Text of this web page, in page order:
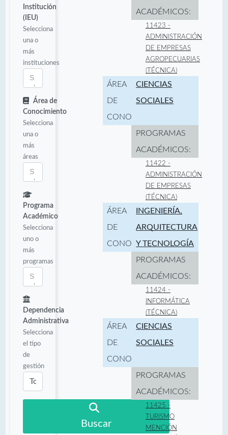
Institución
(IEU)
Selecciona
una o
más
instituciones
Área de
Conocimiento
Selecciona
una o
más
áreas
Programa
Académico
Selecciona
uno o
más
programas
Dependencia
Administrativa
Selecciona
el tipo
de
gestión
Buscar
ACADÉMICOS:
11423 -
ADMINISTRACIÓN
DE EMPRESAS
AGROPECUARIAS
(TÉCNICA)
ÁREA
DE
CONOCIMIENTO:
CIENCIAS
SOCIALES
PROGRAMAS
ACADÉMICOS:
11422 -
ADMINISTRACIÓN
DE EMPRESAS
(TÉCNICA)
ÁREA
DE
CONOCIMIENTO:
INGENIERÍA,
ARQUITECTURA
Y TECNOLOGÍA
PROGRAMAS
ACADÉMICOS:
11424 -
INFORMÁTICA
(TÉCNICA)
ÁREA
DE
CONOCIMIENTO:
CIENCIAS
SOCIALES
PROGRAMAS
ACADÉMICOS:
11425 -
TURISMO
MENCIÓN